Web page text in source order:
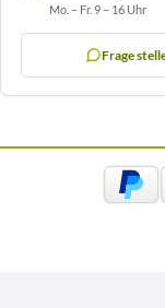
Mo. – Fr. 9 – 16 Uhr
Frage